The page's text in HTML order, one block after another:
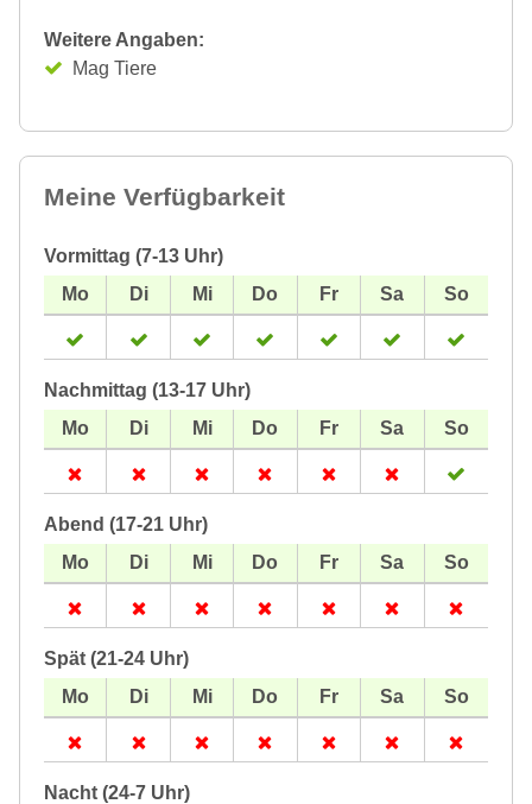
Weitere Angaben:
Mag Tiere
Meine Verfügbarkeit
Vormittag (7-13 Uhr)
Nachmittag (13-17 Uhr)
Abend (17-21 Uhr)
Spät (21-24 Uhr)
Nacht (24-7 Uhr)